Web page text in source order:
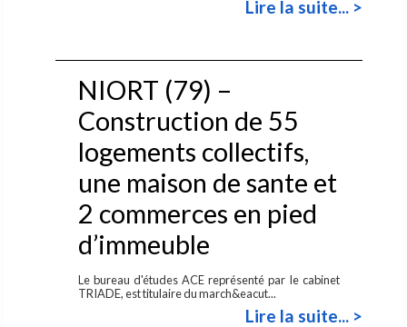
Lire la suite... >
NIORT (79) –
Construction de 55
logements collectifs,
une maison de sante et
2 commerces en pied
d’immeuble
Le bureau d'études ACE représenté par le cabinet
TRIADE, est titulaire du march&eacut...
Lire la suite... >